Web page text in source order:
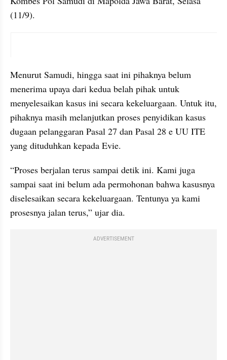
(11/9).
Menurut Samudi, hingga saat ini pihaknya belum
menerima upaya dari kedua belah pihak untuk
menyelesaikan kasus ini secara kekeluargaan. Untuk itu,
pihaknya masih melanjutkan proses penyidikan kasus
dugaan pelanggaran Pasal 27 dan Pasal 28 e UU ITE
yang dituduhkan kepada Evie.
“Proses berjalan terus sampai detik ini. Kami juga
sampai saat ini belum ada permohonan bahwa kasusnya
diselesaikan secara kekeluargaan. Tentunya ya kami
prosesnya jalan terus,” ujar dia.
ADVERTISEMENT